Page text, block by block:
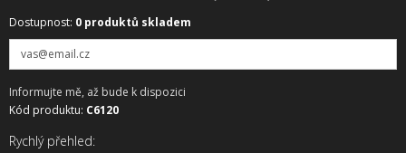
Dostupnost: 0 produktů skladem
Informujte mě, až bude k dispozici
Kód produktu: C6120
Rychlý přehled: